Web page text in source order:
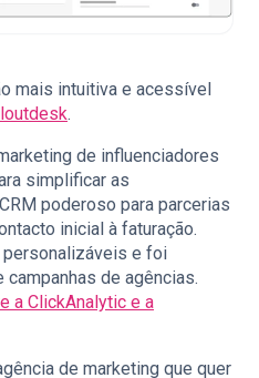
mais intuitiva e acessível
.
de influenciadores
simplificar as
poderoso para parcerias
inicial à faturação.
e foi
de agências.
a ClickAnalytic e a
de marketing que quer